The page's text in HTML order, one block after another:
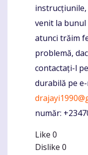
instrucțiunile,
venit la bunul
atunci trăim
problemă,
contactați-l
durabilă pe
număr:
Like 0
Dislike 0